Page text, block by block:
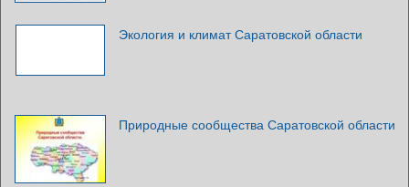
Экология и климат Саратовской области
Природные сообщества Саратовской области